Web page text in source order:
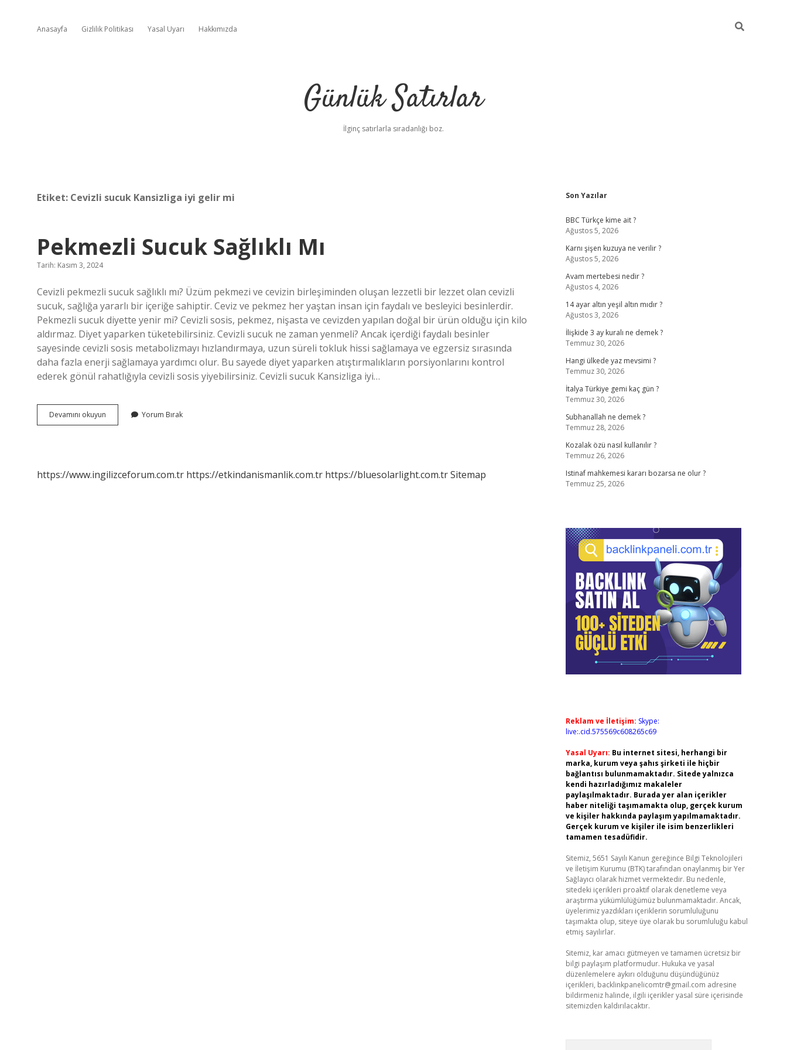
Anasayfa Gizlilik Politikası Yasal Uyarı Hakkımızda
Günlük Satırlar
İlginç satırlarla sıradanlığı boz.
Etiket: Cevizli sucuk Kansizliga iyi gelir mi
Pekmezli Sucuk Sağlıklı Mı
Tarih: Kasım 3, 2024
Cevizli pekmezli sucuk sağlıklı mı? Üzüm pekmezi ve cevizin birleşiminden oluşan lezzetli bir lezzet olan cevizli
sucuk, sağlığa yararlı bir içeriğe sahiptir. Ceviz ve pekmez her yaştan insan için faydalı ve besleyici besinlerdir.
Pekmezli sucuk diyette yenir mi? Cevizli sosis, pekmez, nişasta ve cevizden yapılan doğal bir ürün olduğu için kilo
aldırmaz. Diyet yaparken tüketebilirsiniz. Cevizli sucuk ne zaman yenmeli? Ancak içerdiği faydalı besinler
sayesinde cevizli sosis metabolizmayı hızlandırmaya, uzun süreli tokluk hissi sağlamaya ve egzersiz sırasında
daha fazla enerji sağlamaya yardımcı olur. Bu sayede diyet yaparken atıştırmalıkların porsiyonlarını kontrol
ederek gönül rahatlığıyla cevizli sosis yiyebilirsiniz. Cevizli sucuk Kansizliga iyi…
Devamını okuyun Pekmezli
Sucuk
Yorum Bırak
https://www.ingilizceforum.com.tr https://etkindanismanlik.com.tr https://bluesolarlight.com.trSitemap
Sidebar
Son Yazılar
BBC Türkçe kime ait ?
Ağustos 5, 2026
Karnı şişen kuzuya ne verilir ?
Ağustos 5, 2026
Avam mertebesi nedir ?
Ağustos 4, 2026
14 ayar altın yeşil altın mıdır ?
Ağustos 3, 2026
İlişkide 3 ay kuralı ne demek ?
Temmuz 30, 2026
Hangi ülkede yaz mevsimi ?
Temmuz 30, 2026
İtalya Türkiye gemi kaç gün ?
Temmuz 30, 2026
Subhanallah ne demek ?
Temmuz 28, 2026
Kozalak özü nasıl kullanılır ?
Temmuz 26, 2026
Istinaf mahkemesi kararı bozarsa ne olur ?
Temmuz 25, 2026
Reklam ve İletişim: Skype:
live:.cid.575569c608265c69
Yasal Uyarı: Bu internet sitesi, herhangi bir
marka, kurum veya şahıs şirketi ile hiçbir
bağlantısı bulunmamaktadır. Sitede yalnızca
kendi hazırladığımız makaleler
paylaşılmaktadır. Burada yer alan içerikler
haber niteliği taşımamakta olup, gerçek kurum
ve kişiler hakkında paylaşım yapılmamaktadır.
Gerçek kurum ve kişiler ile isim benzerlikleri
tamamen tesadüfidir.
Sitemiz, 5651 Sayılı Kanun gereğince Bilgi Teknolojileri
ve İletişim Kurumu (BTK) tarafından onaylanmış bir Yer
Sağlayıcı olarak hizmet vermektedir. Bu nedenle,
sitedeki içerikleri proaktif olarak denetleme veya
araştırma yükümlülüğümüz bulunmamaktadır. Ancak,
üyelerimiz yazdıkları içeriklerin sorumluluğunu
taşımakta olup, siteye üye olarak bu sorumluluğu kabul
etmiş sayılırlar.
Sitemiz, kar amacı gütmeyen ve tamamen ücretsiz bir
bilgi paylaşım platformudur. Hukuka ve yasal
düzenlemelere aykırı olduğunu düşündüğünüz
içerikleri, backlinkpanelicomtr@gmail.com adresine
bildirmeniz halinde, ilgili içerikler yasal süre içerisinde
sitemizden kaldırılacaktır.